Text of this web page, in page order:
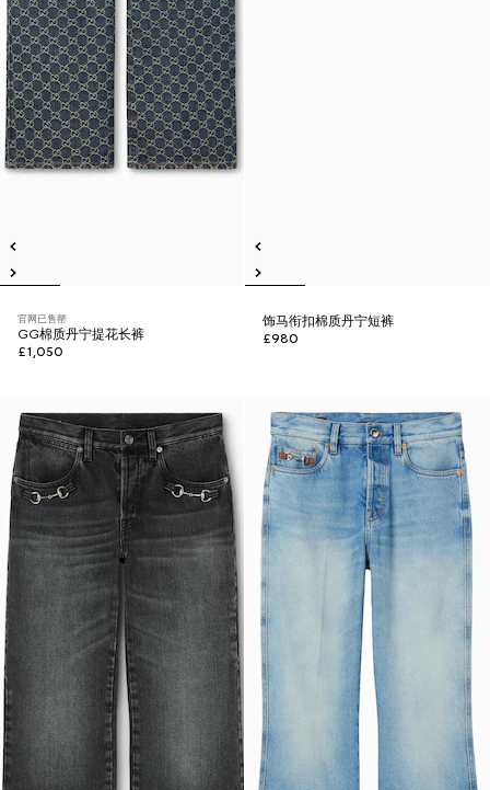
官网已售罄
GG棉质丹宁提花长裤
£1,050
饰马衔扣棉质丹宁短裤
£980